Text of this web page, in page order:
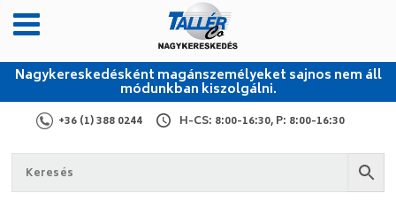
Nagykereskedésként magánszemélyeket sajnos nem áll
módunkban kiszolgálni.
+36 (1) 388 0244 H-CS: 8:00-16:30, P: 8:00-16:30